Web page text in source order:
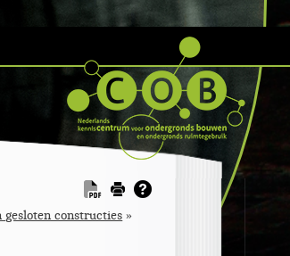
constructies »